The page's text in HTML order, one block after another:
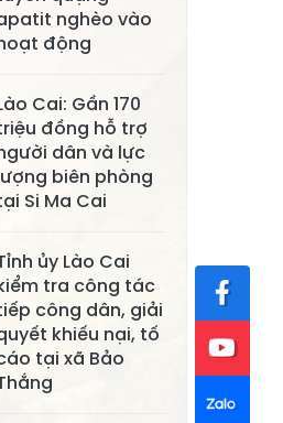
Xã Phong Dụ
Hạ
Xã Tân Hợp
Xã Xuân Ái
Thượng
Xã Tân Lĩnh
Xã Phúc Lợi
Xã Cảm Nhân
nghèo vào
động
Cai: Gần 170
đồng hỗ trợ
dân và lực
biên phòng
Si Ma Cai
ủy Lào Cai
tra công tác
công dân, giải
khiếu nại, tố
tại xã Bảo